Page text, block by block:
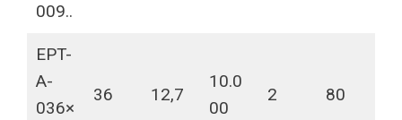
009..
EPT-
A-
036×
36 12,7
10.0
00
2 80